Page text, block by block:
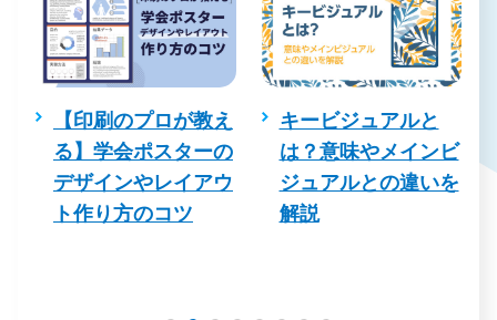
【印刷のプロが教え
る】学会ポスターの
デザインやレイアウ
ト作り方のコツ
キービジュアルと
は？意味やメインビ
ジュアルとの違いを
解説